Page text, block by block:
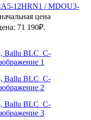
12HRN1 / MDOU3-
цена
71 190₽.